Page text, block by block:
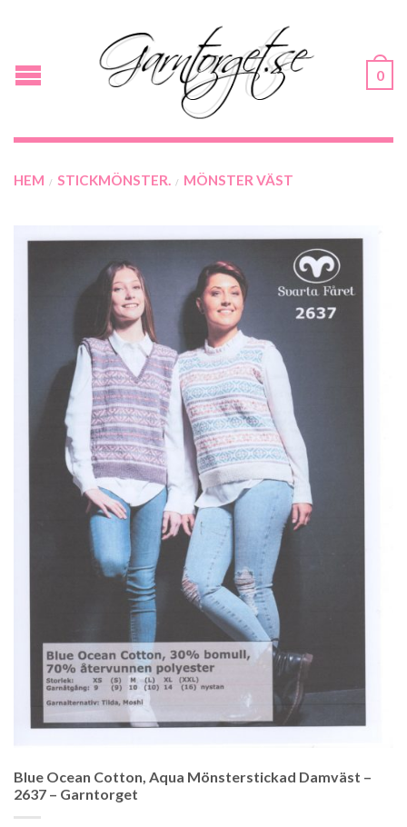
0
HEM / STICKMÖNSTER. / MÖNSTER VÄST
Blue Ocean Cotton, Aqua Mönsterstickad Damväst –
2637 – Garntorget